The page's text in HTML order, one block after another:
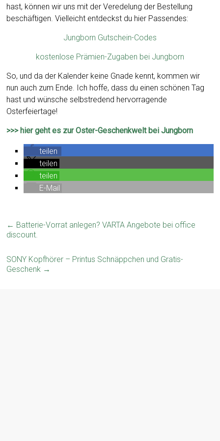
hast, können wir uns mit der Veredelung der Bestellung
beschäftigen. Vielleicht entdeckst du hier Passendes:
Jungborn Gutschein-Codes
kostenlose Prämien-Zugaben bei Jungborn
So, und da der Kalender keine Gnade kennt, kommen wir
nun auch zum Ende. Ich hoffe, dass du einen schönen Tag
hast und wünsche selbstredend hervorragende
Osterfeiertage!
>>> hier geht es zur Oster-Geschenkwelt bei Jungborn
teilen
teilen
teilen
E-Mail
← Batterie-Vorrat anlegen? VARTA Angebote bei office
discount.
SONY Kopfhörer – Printus Schnäppchen und Gratis-
Geschenk →